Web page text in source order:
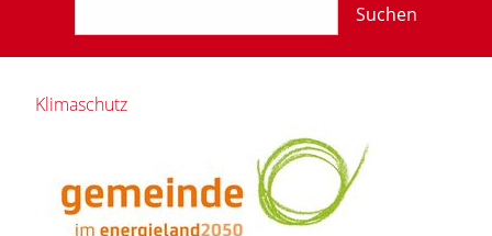
Suchen
Klimaschutz